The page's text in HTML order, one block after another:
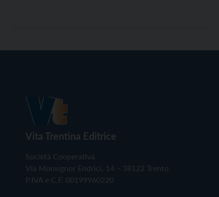
Vita Trentina Editrice
Società Cooperativa
Via Monsignor Endrici, 14 – 38122 Trento
P.IVA e C.F. 00199960220